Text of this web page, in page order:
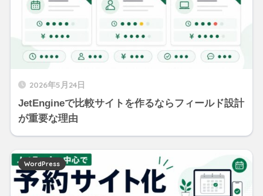
2026年5月24日
JetEngineで比較サイトを作るならフィールド設計
が重要な理由
WordPress